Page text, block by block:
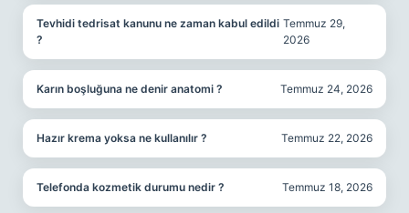
Tevhidi tedrisat kanunu ne zaman kabul edildi
?
Temmuz 29,
2026
Karın boşluğuna ne denir anatomi ? Temmuz 24, 2026
Hazır krema yoksa ne kullanılır ? Temmuz 22, 2026
Telefonda kozmetik durumu nedir ? Temmuz 18, 2026